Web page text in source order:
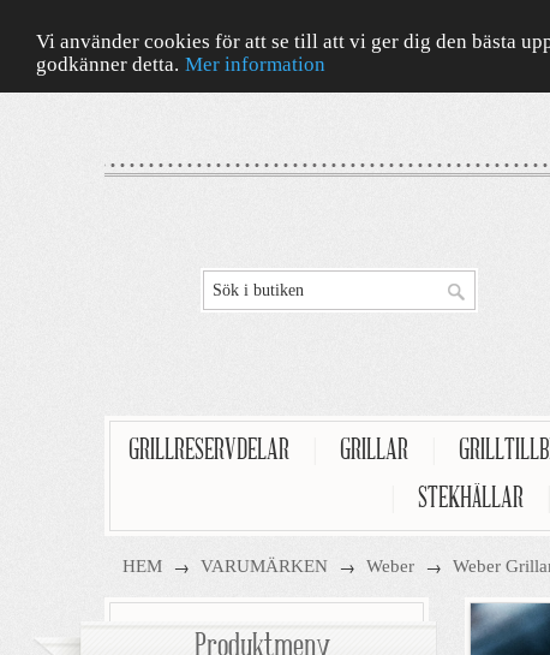
Vi använder cookies för att se till att vi ger dig den bästa
godkänner detta. Mer information
GRILLRESERVDELAR GRILLAR
STEKHÄLLAR
HEM → VARUMÄRKEN → Weber → Weber
Produktmeny